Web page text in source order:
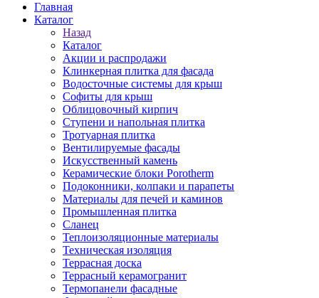
Главная
Каталог
Назад
Каталог
Акции и распродажи
Клинкерная плитка для фасада
Водосточные системы для крыш
Софиты для крыш
Облицовочный кирпич
Ступени и напольная плитка
Тротуарная плитка
Вентилируемые фасады
Искусственный камень
Керамические блоки Porotherm
Подоконники, колпаки и парапеты
Материалы для печей и каминов
Промышленная плитка
Сланец
Теплоизоляционные материалы
Техническая изоляция
Террасная доска
Террасный керамогранит
Термопанели фасадные